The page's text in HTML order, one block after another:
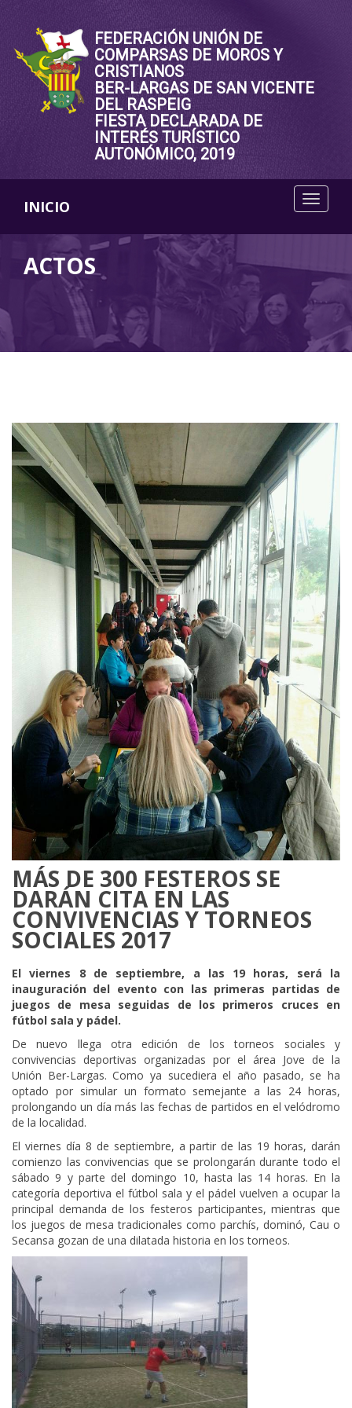
FEDERACIÓN UNIÓN DE
COMPARSAS DE MOROS Y
CRISTIANOS
BER-LARGAS DE SAN VICENTE
DEL RASPEIG
FIESTA DECLARADA DE
INTERÉS TURÍSTICO
AUTONÓMICO, 2019
INICIO
ACTOS
MÁS DE 300 FESTEROS SE
DARÁN CITA EN LAS
CONVIVENCIAS Y TORNEOS
SOCIALES 2017
El viernes 8 de septiembre, a las 19 horas, será la
inauguración del evento con las primeras partidas de
juegos de mesa seguidas de los primeros cruces en
fútbol sala y pádel.
De nuevo llega otra edición de los torneos sociales y
convivencias deportivas organizadas por el área Jove de la
Unión Ber-Largas. Como ya sucediera el año pasado, se ha
optado por simular un formato semejante a las 24 horas,
prolongando un día más las fechas de partidos en el velódromo
de la localidad.
El viernes día 8 de septiembre, a partir de las 19 horas, darán
comienzo las convivencias que se prolongarán durante todo el
sábado 9 y parte del domingo 10, hasta las 14 horas. En la
categoría deportiva el fútbol sala y el pádel vuelven a ocupar la
principal demanda de los festeros participantes, mientras que
los juegos de mesa tradicionales como parchís, dominó, Cau o
Secansa gozan de una dilatada historia en los torneos.